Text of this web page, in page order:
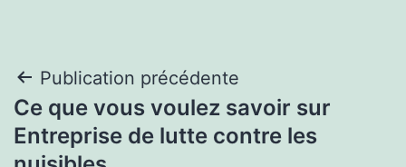
Navigation
de
Publication précédente
Ce que vous voulez savoir sur
Entreprise de lutte contre les